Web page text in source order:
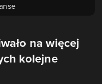
na więcej
kolejne